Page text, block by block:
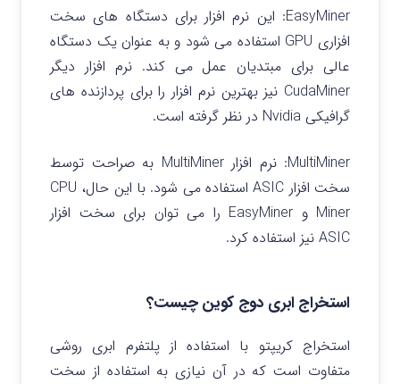
EasyMiner: این نرم افزار برای دستگاه های سخت
افزاری GPU استفاده می شود و به عنوان یک دستگاه
عالی برای مبتدیان عمل می کند. نرم افزار دیگر
CudaMiner نیز بهترین نرم افزار را برای پردازنده های
گرافیکی Nvidia در نظر گرفته است.
MultiMiner: نرم افزار MultiMiner به صراحت توسط
سخت افزار ASIC استفاده می شود. با این حال، CPU
Miner و EasyMiner را می توان برای سخت افزار
ASIC نیز استفاده کرد.
استخراج ابری دوج کوین چیست؟
استخراج کریپتو با استفاده از پلتفرم ابری روشی
متفاوت است که در آن نیازی به استفاده از سخت